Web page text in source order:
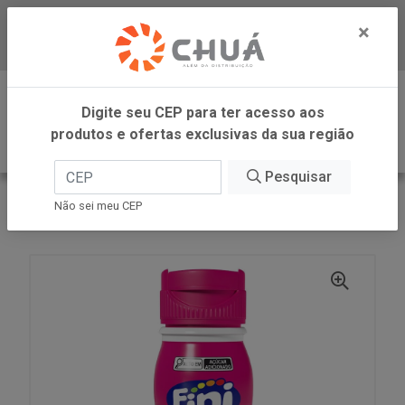
Baixe já nosso APP
0
INÍCIO
FINI
×
Digite seu CEP para ter acesso aos
produtos e ofertas exclusivas da sua região
Pesquisar
Não sei meu CEP